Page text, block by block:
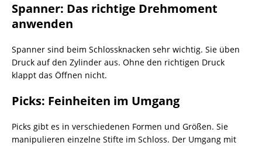
Spanner: Das richtige Drehmoment
anwenden
Spanner sind beim Schlossknacken sehr wichtig. Sie üben
Druck auf den Zylinder aus. Ohne den richtigen Druck
klappt das Öffnen nicht.
Picks: Feinheiten im Umgang
Picks gibt es in verschiedenen Formen und Größen. Sie
manipulieren einzelne Stifte im Schloss. Der Umgang mit